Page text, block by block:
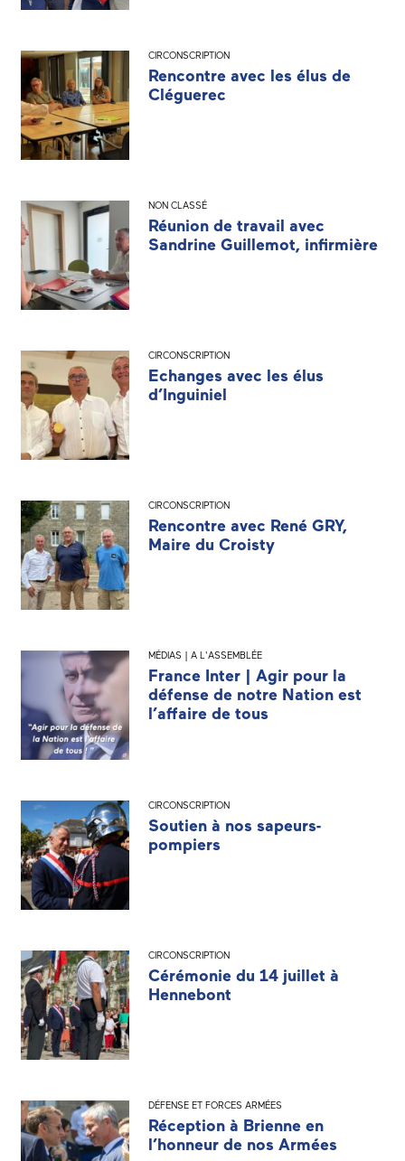
CIRCONSCRIPTION
Rencontre avec les élus de
Cléguerec
NON CLASSÉ
Réunion de travail avec
Sandrine Guillemot, infirmière
CIRCONSCRIPTION
Echanges avec les élus
d’Inguiniel
CIRCONSCRIPTION
Rencontre avec René GRY,
Maire du Croisty
MÉDIAS | A L'ASSEMBLÉE
France Inter | Agir pour la
défense de notre Nation est
l’affaire de tous
CIRCONSCRIPTION
Soutien à nos sapeurs-
pompiers
CIRCONSCRIPTION
Cérémonie du 14 juillet à
Hennebont
DÉFENSE ET FORCES ARMÉES
Réception à Brienne en
l’honneur de nos Armées